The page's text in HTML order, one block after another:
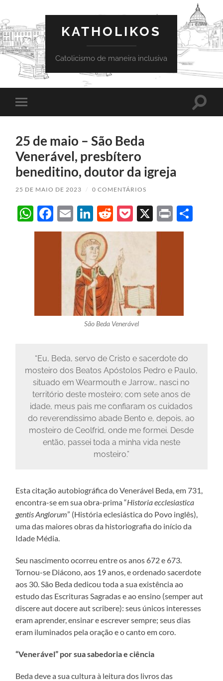
KATHOLIKOS
Catolicismo de maneira inclusiva
Toggle
mobile
Toggle
25 de maio – São Beda
Venerável, presbítero
beneditino, doutor da igreja
25 DE MAIO DE 2023 / 0 COMENTÁRIOS
WhatsApp
Facebook
EmailLinkedIn
Reddit
Pocket
X Print
São Beda Venerável
“Eu, Beda, servo de Cristo e sacerdote do
mosteiro dos Beatos Apóstolos Pedro e Paulo,
situado em Wearmouth e Jarrow… nasci no
território deste mosteiro; com sete anos de
idade, meus pais me confiaram os cuidados
do reverendíssimo abade Bento e, depois, ao
mosteiro de Ceolfrid, onde me formei. Desde
então, passei toda a minha vida neste
mosteiro.”
Esta citação autobiográfica do Venerável Beda, em 731,
encontra-se em sua obra-prima “Historia ecclesiastica
gentis Anglorum” (História eclesiástica do Povo inglês),
uma das maiores obras da historiografia do início da
Idade Média.
Seu nascimento ocorreu entre os anos 672 e 673.
Tornou-se Diácono, aos 19 anos, e ordenado sacerdote
aos 30. São Beda dedicou toda a sua existência ao
estudo das Escrituras Sagradas e ao ensino (semper aut
discere aut docere aut scribere): seus únicos interesses
eram aprender, ensinar e escrever sempre; seus dias
eram iluminados pela oração e o canto em coro.
“Venerável” por sua sabedoria e ciência
Beda deve a sua cultura à leitura dos livros das